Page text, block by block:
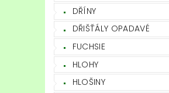
DŘÍNY
DŘIŠŤÁLY OPADAVÉ
FUCHSIE
HLOHY
HLOŠINY